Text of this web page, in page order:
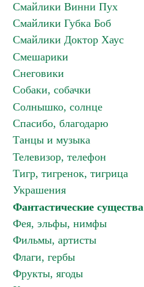
Смайлики Винни Пух
Смайлики Губка Боб
Смайлики Доктор Хаус
Смешарики
Снеговики
Собаки, собачки
Солнышко, солнце
Спасибо, благодарю
Танцы и музыка
Телевизор, телефон
Тигр, тигренок, тигрица
Украшения
Фантастические существа
Фея, эльфы, нимфы
Фильмы, артисты
Флаги, гербы
Фрукты, ягоды